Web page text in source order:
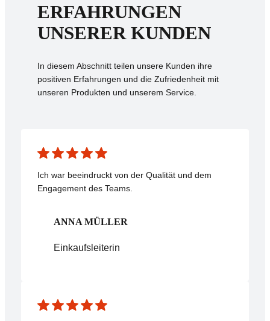
ERFAHRUNGEN
UNSERER KUNDEN
In diesem Abschnitt teilen unsere Kunden ihre
positiven Erfahrungen und die Zufriedenheit mit
unseren Produkten und unserem Service.
Ich war beeindruckt von der Qualität und dem
Engagement des Teams.
ANNA MÜLLER
Einkaufsleiterin